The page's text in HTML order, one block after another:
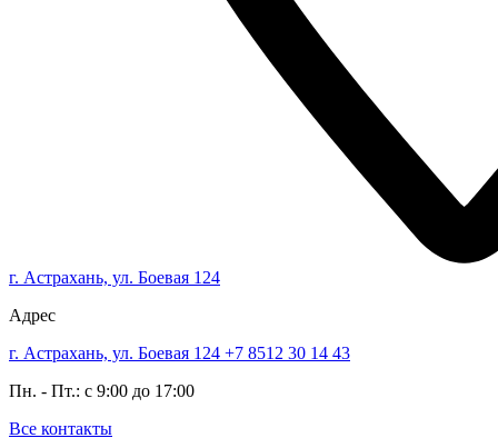
г. Астрахань, ул. Боевая 124
Адрес
г. Астрахань, ул. Боевая 124 +7 8512 30 14 43
Пн. - Пт.: с 9:00 до 17:00
Все контакты